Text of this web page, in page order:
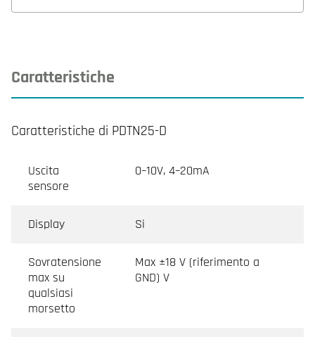
Caratteristiche
Caratteristiche di PDTN25-D
Uscita
sensore
0–10V, 4–20mA
Display Si
Sovratensione
max su
qualsiasi
morsetto
Max ±18 V (riferimento a
GND) V